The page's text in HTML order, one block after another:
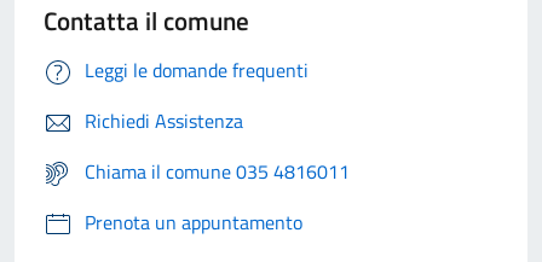
Contatta il comune
Leggi le domande frequenti
Richiedi Assistenza
Chiama il comune 035 4816011
Prenota un appuntamento